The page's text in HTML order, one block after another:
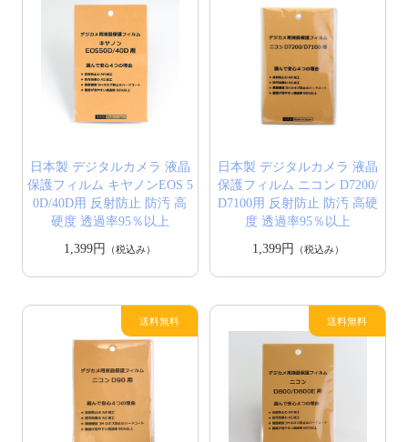
日本製 デジタルカメラ 液晶
保護フィルム キヤノンEOS 5
0D/40D用 反射防止 防汚 高
硬度 透過率95％以上
1,399円
（税込み）
日本製 デジタルカメラ 液晶
保護フィルム ニコン D7200/
D7100用 反射防止 防汚 高硬
度 透過率95％以上
1,399円
（税込み）